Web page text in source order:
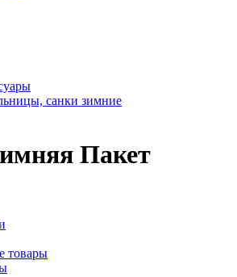
санки зимние
Пакет
товары